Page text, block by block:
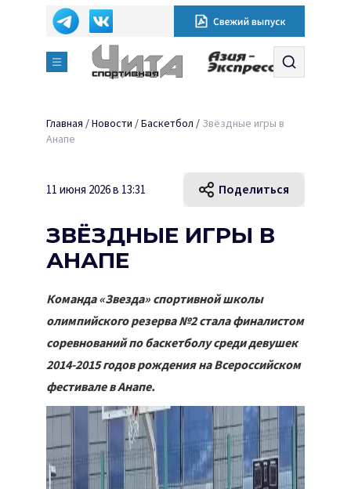
Главная /Новости /Баскетбол / Звёздные игры в
Анапе
11 июня 2026 в 13:31 Поделиться
ЗВЁЗДНЫЕ ИГРЫ В
АНАПЕ
Команда «Звезда» спортивной школы
олимпийского резерва №2 стала финалистом
соревнований по баскетболу среди девушек
2014-2015 годов рождения на Всероссийском
фестивале в Анапе.